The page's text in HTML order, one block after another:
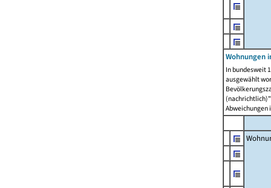
Wohnungen
In bundesweit
ausgewählt
Abweichungen